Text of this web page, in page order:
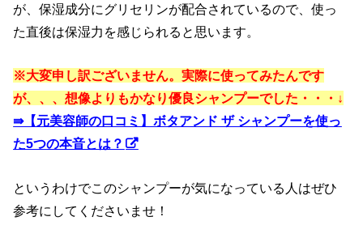
が、保湿成分にグリセリンが配合されているので、使っ
た直後は保湿力を感じられると思います。
※大変申し訳ございません。実際に使ってみたんです
が、、、想像よりもかなり優良シャンプーでした・・・↓
⇛【元美容師の口コミ】ボタアンド ザ シャンプーを使っ
た5つの本音とは？
というわけでこのシャンプーが気になっている人はぜひ
参考にしてくださいませ！